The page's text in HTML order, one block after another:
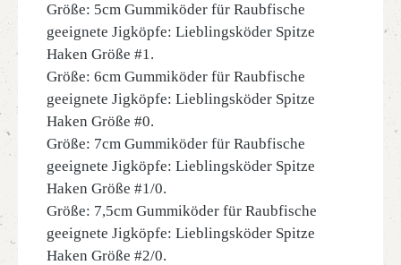
Größe: 5cm Gummiköder für Raubfische
geeignete Jigköpfe: Lieblingsköder Spitze
Haken Größe #1.
Größe: 6cm Gummiköder für Raubfische
geeignete Jigköpfe: Lieblingsköder Spitze
Haken Größe #0.
Größe: 7cm Gummiköder für Raubfische
geeignete Jigköpfe: Lieblingsköder Spitze
Haken Größe #1/0.
Größe: 7,5cm Gummiköder für Raubfische
geeignete Jigköpfe: Lieblingsköder Spitze
Haken Größe #2/0.